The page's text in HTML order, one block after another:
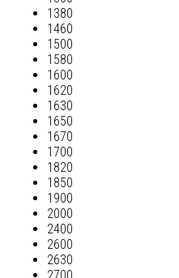
1380
1460
1500
1580
1600
1620
1630
1650
1670
1700
1820
1850
1900
2000
2400
2600
2630